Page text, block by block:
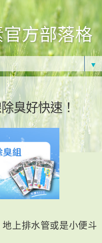
方部落格
▼
臭好快速！
上排水管或是小便斗